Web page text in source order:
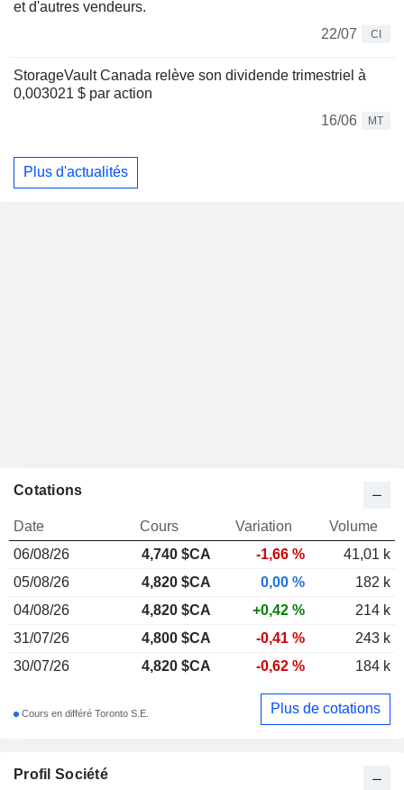
et d'autres vendeurs.
22/07
CI
StorageVault Canada relève son dividende trimestriel à
0,003021 $ par action
16/06
MT
Plus d'actualités
Profil Société
Cotations
Date Cours Variation
Volume
06/08/26
4,740 $CA -1,66 %
41,01 k
05/08/26
4,820 $CA 0,00 %
182 k
04/08/26
4,820 $CA +0,42 %
214 k
31/07/26
4,800 $CA -0,41 %
243 k
30/07/26
4,820 $CA -0,62 % 184 k
Cours en différé Toronto S.E. Plus de cotations